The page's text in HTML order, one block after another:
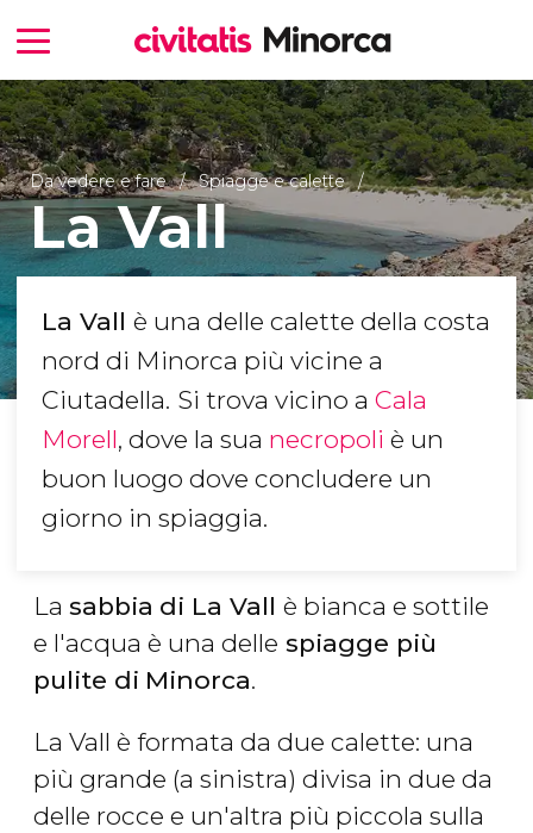
Da vedere e fare Spiagge e calette
La Vall
La Vall è una delle calette della costa
nord di Minorca più vicine a
Ciutadella. Si trova vicino a Cala
Morell, dove la sua necropoli è un
buon luogo dove concludere un
giorno in spiaggia.
La sabbia di La Vall è bianca e sottile
e l'acqua è una delle spiagge più
pulite di Minorca.
La Vall è formata da due calette: una
più grande (a sinistra) divisa in due da
delle rocce e un'altra più piccola sulla